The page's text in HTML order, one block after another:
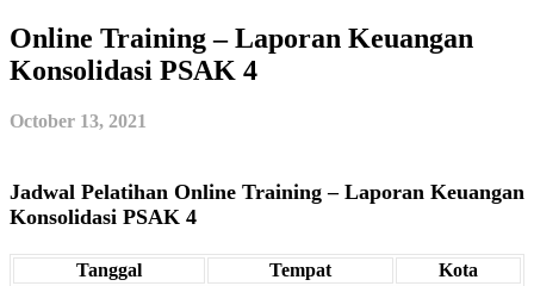
Online Training – Laporan Keuangan
Konsolidasi PSAK 4
October 13, 2021
Jadwal Pelatihan Online Training – Laporan Keuangan
Konsolidasi PSAK 4
Tanggal Tempat
Kota